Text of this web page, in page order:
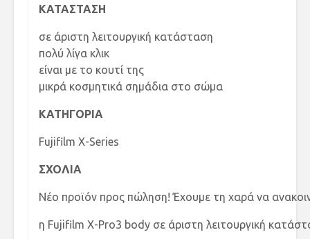
ΚΑΤΑΣΤΑΣΗ
σε άριστη λειτουργική κατάσταση
πολύ λίγα κλικ
είναι με το κουτί της
μικρά κοσμητικά σημάδια στο σώμα
ΚΑΤΗΓΟΡΙΑ
Fujifilm X-Series
ΣΧΟΛΙΑ
Νέο προϊόν προς πώληση! Έχουμε τη χαρά να
η Fujifilm X-Pro3 body σε άριστη λειτουργική